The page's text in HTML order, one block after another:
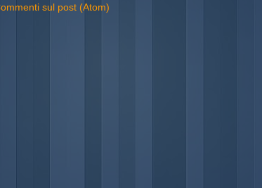
sul post (Atom)